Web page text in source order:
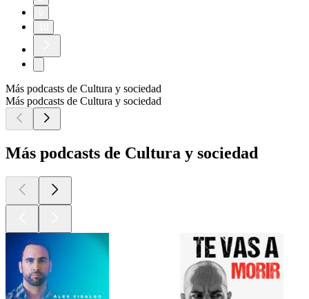
Más podcasts de Cultura y sociedad
Más podcasts de Cultura y sociedad
Más podcasts de Cultura y sociedad